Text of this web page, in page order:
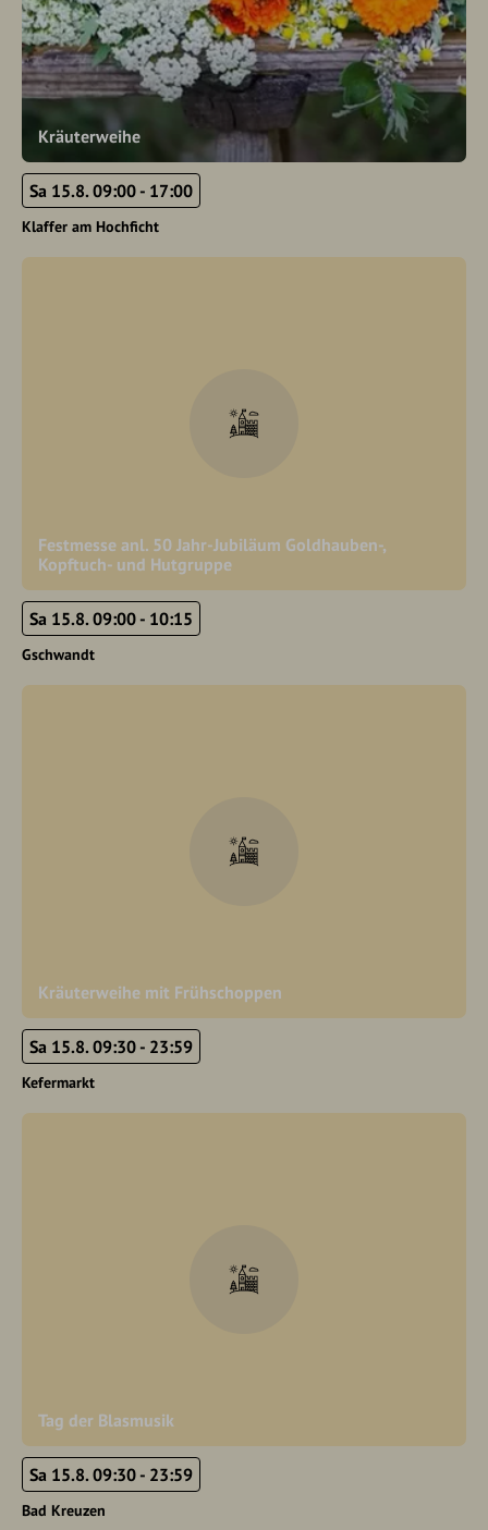
Kräuterweihe
Sa 15.8. 09:00 - 17:00
Klaffer am Hochficht
Festmesse anl. 50 Jahr-Jubiläum Goldhauben-,
Kopftuch- und Hutgruppe
Sa 15.8. 09:00 - 10:15
Gschwandt
Kräuterweihe mit Frühschoppen
Sa 15.8. 09:30 - 23:59
Kefermarkt
Tag der Blasmusik
Sa 15.8. 09:30 - 23:59
Bad Kreuzen